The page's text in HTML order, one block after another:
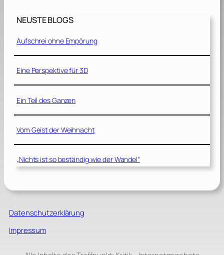
NEUSTE BLOGS
Aufschrei ohne Empörung
Eine Perspektive für 3D
Ein Teil des Ganzen
Vom Geist der Weihnacht
„Nichts ist so beständig wie der Wandel“
Datenschutzerklärung
Impressum